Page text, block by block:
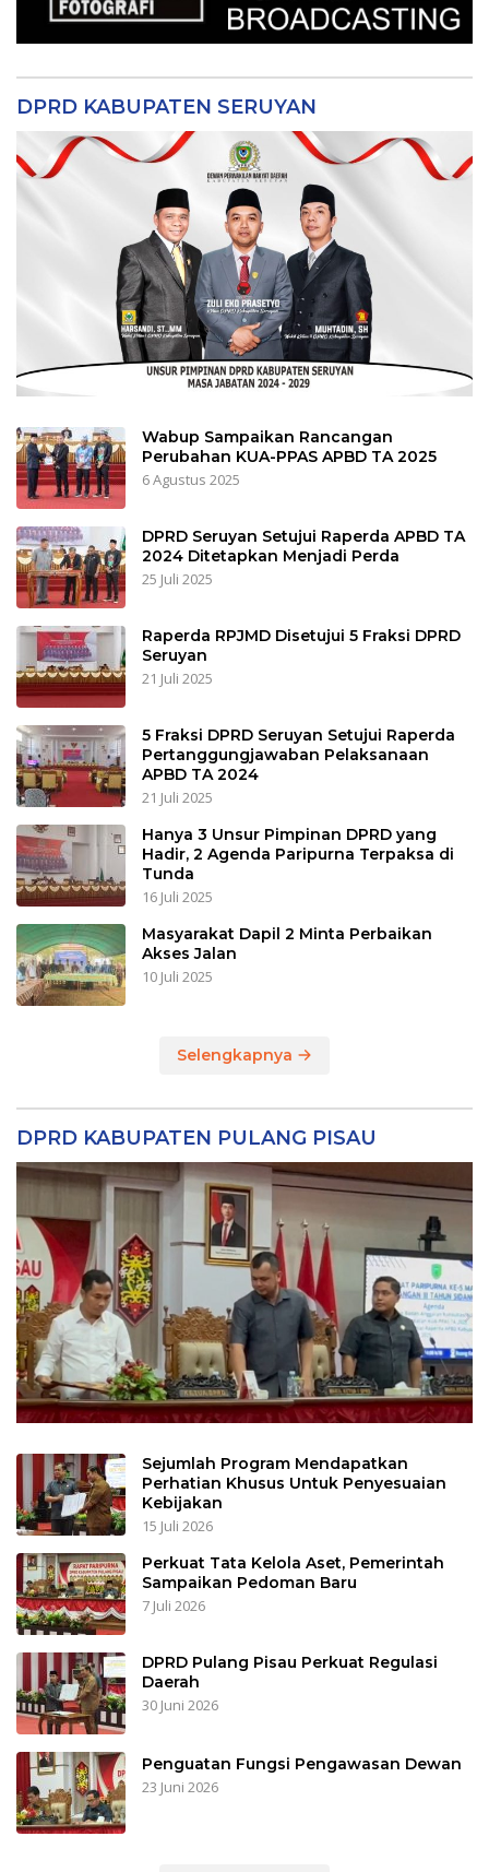
DPRD KABUPATEN SERUYAN
Wabup Sampaikan Rancangan
Perubahan KUA-PPAS APBD TA 2025
6 Agustus 2025
DPRD Seruyan Setujui Raperda APBD TA
2024 Ditetapkan Menjadi Perda
25 Juli 2025
Raperda RPJMD Disetujui 5 Fraksi DPRD
Seruyan
21 Juli 2025
5 Fraksi DPRD Seruyan Setujui Raperda
Pertanggungjawaban Pelaksanaan
APBD TA 2024
21 Juli 2025
Hanya 3 Unsur Pimpinan DPRD yang
Hadir, 2 Agenda Paripurna Terpaksa di
Tunda
16 Juli 2025
Masyarakat Dapil 2 Minta Perbaikan
Akses Jalan
10 Juli 2025
Selengkapnya
DPRD KABUPATEN PULANG PISAU
Sejumlah Program Mendapatkan
Perhatian Khusus Untuk Penyesuaian
Kebijakan
15 Juli 2026
Perkuat Tata Kelola Aset, Pemerintah
Sampaikan Pedoman Baru
7 Juli 2026
DPRD Pulang Pisau Perkuat Regulasi
Daerah
30 Juni 2026
Penguatan Fungsi Pengawasan Dewan
23 Juni 2026